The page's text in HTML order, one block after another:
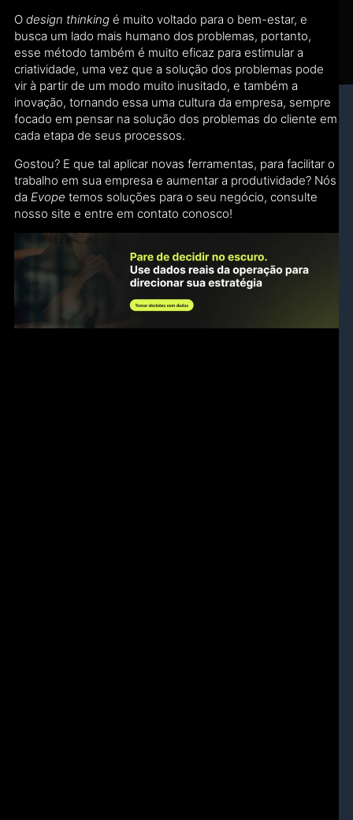
O design thinking é muito voltado para o bem-estar, e
busca um lado mais humano dos problemas, portanto,
esse método também é muito eficaz para estimular a
criatividade, uma vez que a solução dos problemas pode
vir à partir de um modo muito inusitado, e também a
inovação, tornando essa uma cultura da empresa, sempre
focado em pensar na solução dos problemas do cliente em
cada etapa de seus processos.
Gostou? E que tal aplicar novas ferramentas, para facilitar o
trabalho em sua empresa e aumentar a produtividade? Nós
da Evope temos soluções para o seu negócio, consulte
nosso site e entre em contato conosco!